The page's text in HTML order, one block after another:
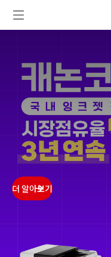
메뉴 열기
ㅤㅤ
ㅤㅤ
ㅤㅤ
ㅤㅤ
더 알아보기